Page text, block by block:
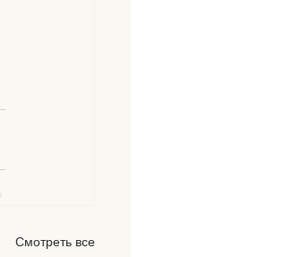
Смотреть все